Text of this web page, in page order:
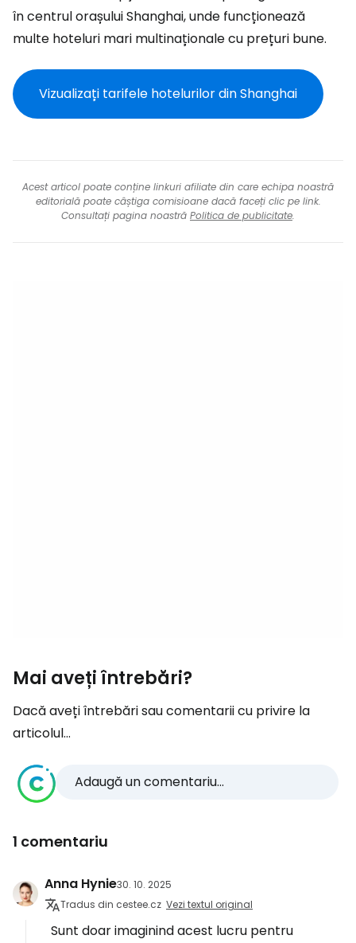
în centrul orașului Shanghai, unde funcționează
multe hoteluri mari multinaționale cu prețuri bune.
Vizualizați tarifele hotelurilor din Shanghai
Acest articol poate conține linkuri afiliate din care echipa noastră
editorială poate câștiga comisioane dacă faceți clic pe link.
Consultați pagina noastră Politica de publicitate.
Mai aveți întrebări?
Dacă aveți întrebări sau comentarii cu privire la
articolul...
Adaugă un comentariu...
1 comentariu
Anna Hynie30. 10. 2025
Tradus din cestee.cz Vezi textul original
Sunt doar imaginind acest lucru pentru